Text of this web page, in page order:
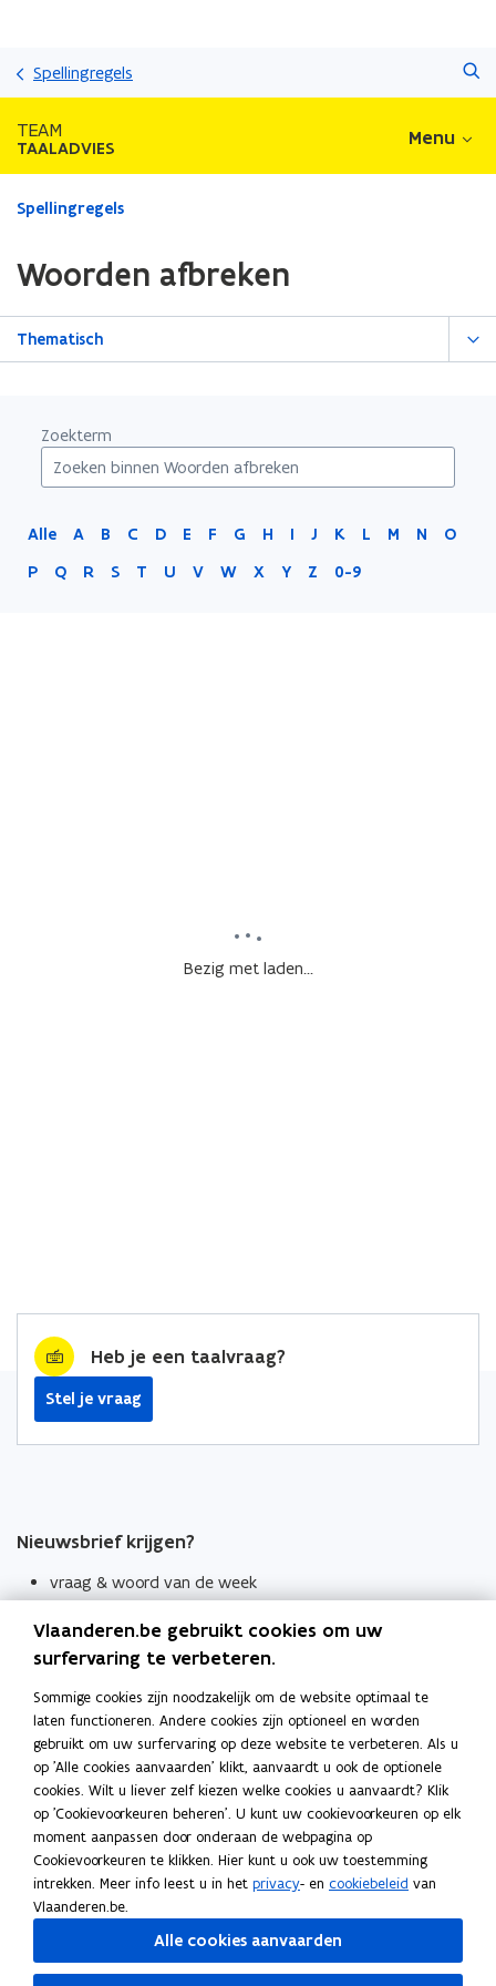
Spellingregels
TEAM
TAALADVIES Menu
Gedaan
zich
op:
Woorden
Spellingregels
Woorden afbreken
Thematisch
Zoekterm
Alle A B C D E F G H I J K L M N
O
P
Q R S T U V W X Y Z 0-9
Bezig met laden...
Heb je een taalvraag?
Stel je vraag
Nieuwsbrief krijgen?
vraag & woord van de week
Schrijf je in
Thema's
Taaladviezen
Spellingregels
Tips voor duidelijke taal
Bekijk ook
Spellingtests
Boek- en webwijzer
Vlaanderen.be gebruikt cookies om uw
surfervaring te verbeteren.
Sommige cookies zijn noodzakelijk om de website optimaal te
laten functioneren. Andere cookies zijn optioneel en worden
gebruikt om uw surfervaring op deze website te verbeteren. Als u
op 'Alle cookies aanvaarden' klikt, aanvaardt u ook de optionele
cookies. Wilt u liever zelf kiezen welke cookies u aanvaardt? Klik
op 'Cookievoorkeuren beheren'. U kunt uw cookievoorkeuren op elk
moment aanpassen door onderaan de webpagina op
Cookievoorkeuren te klikken. Hier kunt u ook uw toestemming
intrekken. Meer info leest u in het privacy- en cookiebeleid van
Vlaanderen.be.
Alle cookies aanvaarden